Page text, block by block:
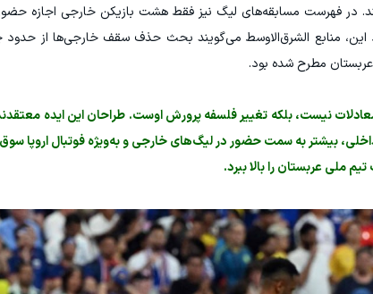
باید متولد ۲۰۰۵ به بعد باشند. در فهرست مسابقه‌های لیگ نیز فقط هشت بازیکن خارجی
این، منابع الشرق‌الاوسط می‌گویند بحث حذف سقف خارجی‌ها از
مطرح شده بود.
نیست، بلکه تغییر فلسفه پرورش اوست. طراحان این ایده
بیشتر به سمت حضور در لیگ‌های خارجی و به‌ویژه فوتبال اروپا سوق
ملی عربستان را بالا ببرد.